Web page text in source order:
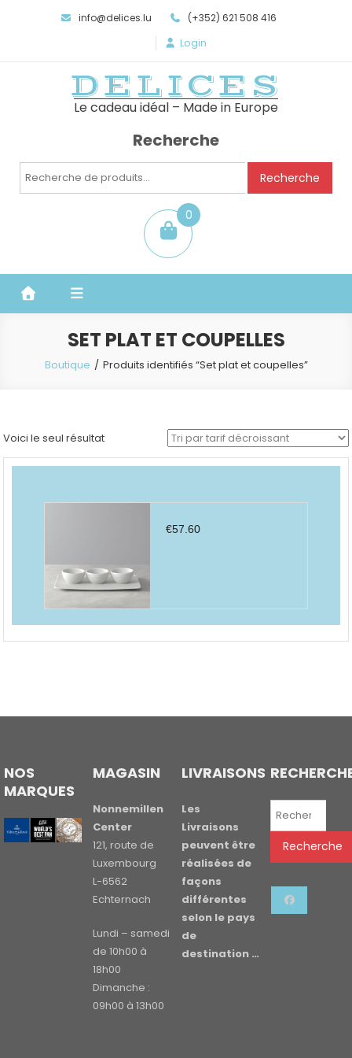
info@delices.lu (+352) 621 508 416
Login
DELICES
Le cadeau idéal – Made in Europe
Recherche
Recherche
Recherche
0
item
SET PLAT ET COUPELLES
Boutique Produits identifiés “Set plat et coupelles”
Voici le seul résultat
€57.60
NOS
MARQUES
MAGASIN
Nonnemillen
Center
121, route de
Luxembourg
L-6562
Echternach
Lundi – samedi
de 10h00 à
18h00
Dimanche :
09h00 à 13h00
LIVRAISONS
Les
Livraisons
peuvent être
réalisées de
façons
différentes
selon le pays
de
destination …
Recherche